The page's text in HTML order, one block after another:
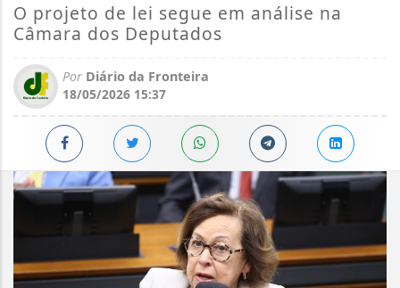
O projeto de lei segue em análise na
Câmara dos Deputados
Por Diário da Fronteira
18/05/2026 15:37